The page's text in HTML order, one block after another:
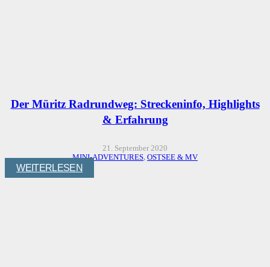
Der Müritz Radrundweg: Streckeninfo, Highlights
& Erfahrung
21. September 2020
MINI-ADVENTURES, OSTSEE & MV
WEITERLESEN